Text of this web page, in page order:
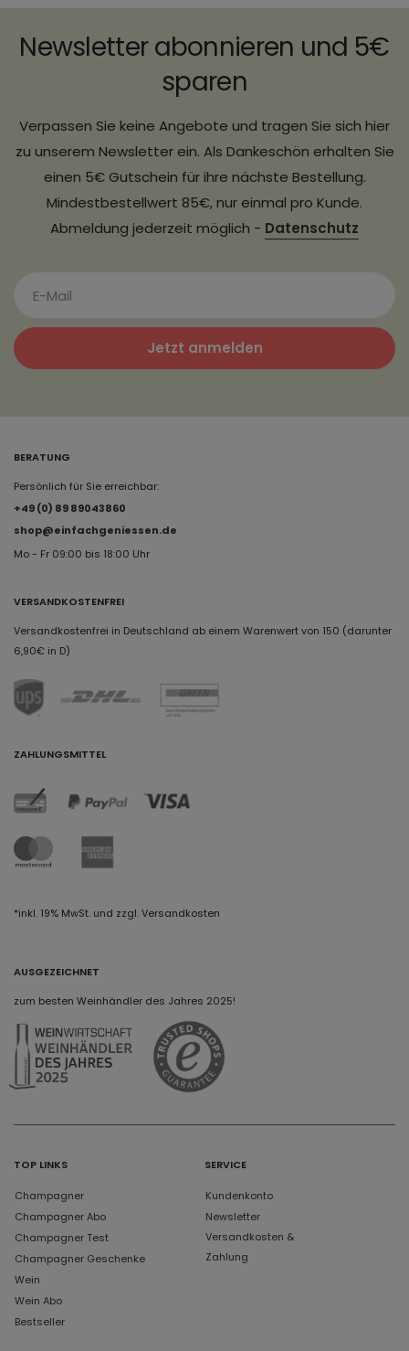
Newsletter abonnieren und 5€
sparen
Verpassen Sie keine Angebote und tragen Sie sich hier
zu unserem Newsletter ein. Als Dankeschön erhalten Sie
einen 5€ Gutschein für ihre nächste Bestellung.
Mindestbestellwert 85€, nur einmal pro Kunde.
Abmeldung jederzeit möglich - Datenschutz
Jetzt anmelden
BERATUNG
Persönlich für Sie erreichbar:
+49 (0) 89 89043860
shop@einfachgeniessen.de
Mo - Fr 09:00 bis 18:00 Uhr
VERSANDKOSTENFREI
Versandkostenfrei in Deutschland ab einem Warenwert von 150 (darunter
6,90€ in D)
ZAHLUNGSMITTEL
*inkl. 19% MwSt. und zzgl. Versandkosten
AUSGEZEICHNET
zum besten Weinhändler des Jahres 2025!
TOP LINKS
Champagner
Champagner Abo
Champagner Test
Champagner Geschenke
Wein
Wein Abo
Bestseller
SERVICE
Kundenkonto
Newsletter
Versandkosten &
Zahlung